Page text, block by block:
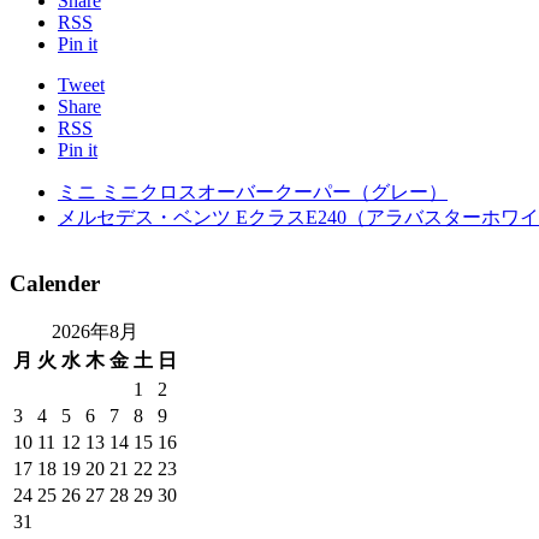
RSS
Pin it
Tweet
Share
RSS
Pin it
ミニ ミニクロスオーバークーパー（グレー）
メルセデス・ベンツ EクラスE240（アラバスターホワ
Calender
2026年8月
月 火 水 木 金 土 日
1
2
3
4 5 6 7 8
9
10 11 12 13 14 15 16
17 18 19 20 21 22 23
24 25 26 27 28 29 30
31